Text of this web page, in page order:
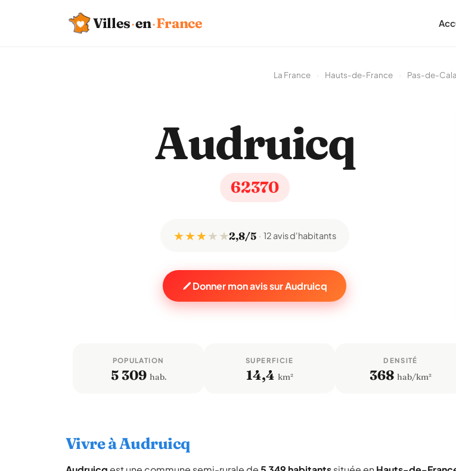
Villes·en·France
La France Hauts-de-France Pas-de-
Audruicq
62370
★ ★ ★★ ★2,8/5 12 avis d'habitants
Donner mon avis sur Audruicq
POPULATION
5 309 hab.
SUPERFICIE
14,4 km²
DENSITÉ
368 hab/km²
Vivre à Audruicq